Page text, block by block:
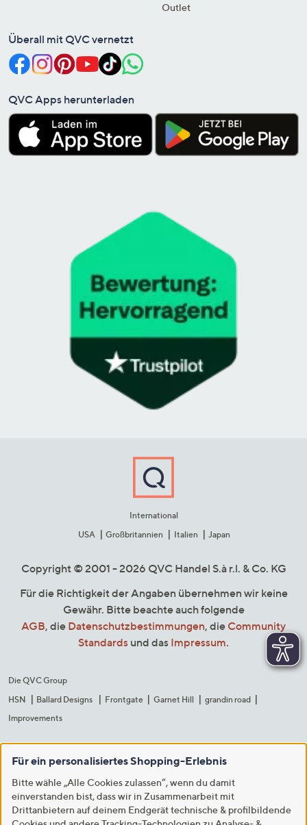
Outlet
Überall mit QVC vernetzt
QVC Apps herunterladen
International
USA
Großbritannien Italien Japan
Copyright © 2001 - 2026 QVC Handel S.à r.l. & Co. KG
Für die Richtigkeit der Angaben übernehmen wir keine
Gewähr. Bitte beachte auch folgende
AGB, die Datenschutzbestimmungen, die Community
Standards und das Impressum.
Die QVC Group
HSN
Ballard Designs Frontgate Garnet Hill
grandin road
Improvements
Für ein personalisiertes Shopping-Erlebnis
Bitte wähle „Alle Cookies zulassen“, wenn du damit
einverstanden bist, dass wir in Zusammenarbeit mit
Drittanbietern auf deinem Endgerät technische & profilbildende